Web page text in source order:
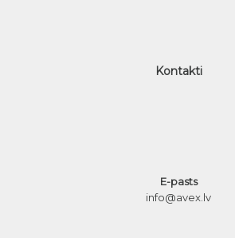
Kontakti
E-pasts
info@avex.lv